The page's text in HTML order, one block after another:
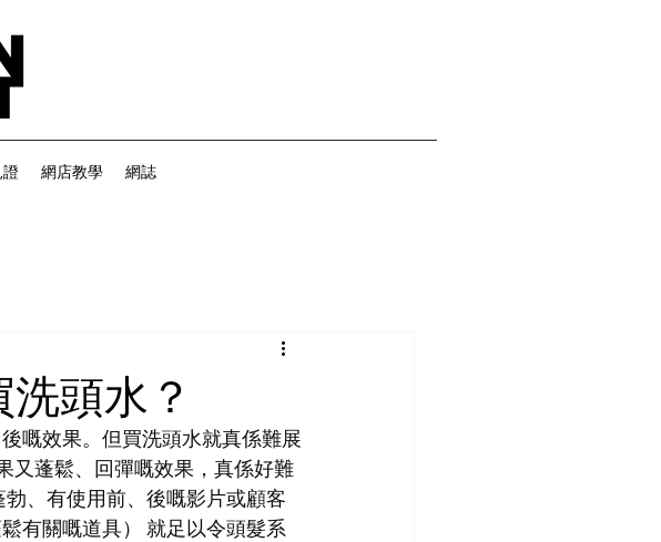
網店教學 網誌
頭水？
嘅效果。但買洗頭水就真係難展
又蓬鬆、回彈嘅效果，真係好難
、有使用前、後嘅影片或顧客
有關嘅道具） 就足以令頭髮系